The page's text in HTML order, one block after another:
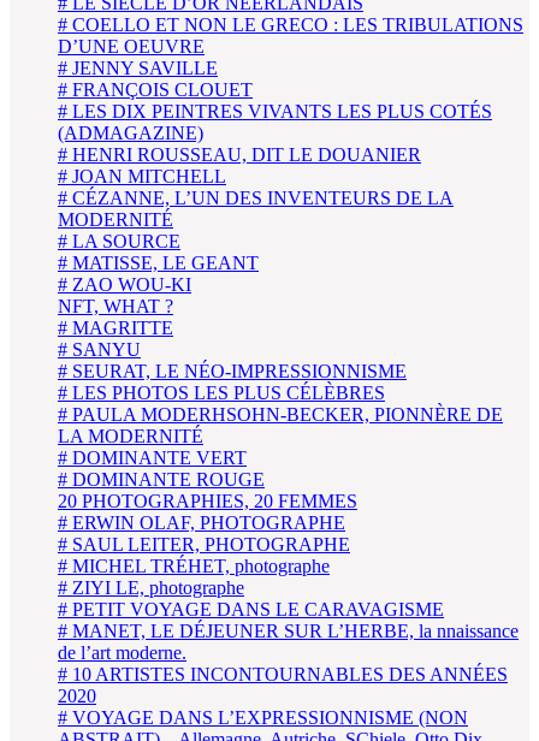
# COELLO ET NON LE GRECO : LES TRIBULATIONS
D’UNE OEUVRE
# JENNY SAVILLE
# FRANÇOIS CLOUET
# LES DIX PEINTRES VIVANTS LES PLUS COTÉS
(ADMAGAZINE)
# HENRI ROUSSEAU, DIT LE DOUANIER
# JOAN MITCHELL
# CÉZANNE, L’UN DES INVENTEURS DE LA
MODERNITÉ
# LA SOURCE
# MATISSE, LE GEANT
# ZAO WOU-KI
NFT, WHAT ?
# MAGRITTE
# SANYU
# SEURAT, LE NÉO-IMPRESSIONNISME
# LES PHOTOS LES PLUS CÉLÈBRES
# PAULA MODERHSOHN-BECKER, PIONNÈRE DE
LA MODERNITÉ
# DOMINANTE VERT
# DOMINANTE ROUGE
20 PHOTOGRAPHIES, 20 FEMMES
# ERWIN OLAF, PHOTOGRAPHE
# SAUL LEITER, PHOTOGRAPHE
# MICHEL TRÉHET, photographe
# ZIYI LE, photographe
# PETIT VOYAGE DANS LE CARAVAGISME
# MANET, LE DÉJEUNER SUR L’HERBE, la nnaissance
de l’art moderne.
# 10 ARTISTES INCONTOURNABLES DES ANNÉES
2020
# VOYAGE DANS L’EXPRESSIONNISME (NON